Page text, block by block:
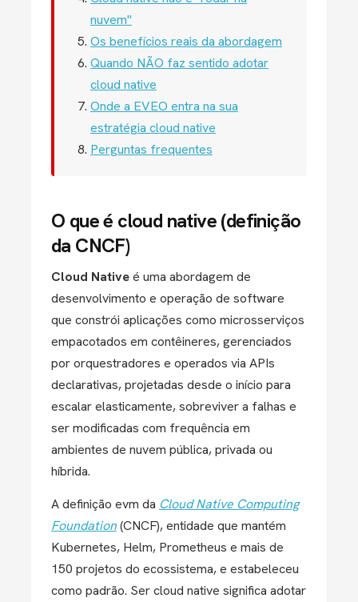
nuvem"
Os benefícios reais da abordagem
Quando NÃO faz sentido adotar
cloud native
Onde a EVEO entra na sua
estratégia cloud native
Perguntas frequentes
O que é cloud native (definição
da CNCF)
Cloud Nativeé uma abordagem de
desenvolvimento e operação de software
que constrói aplicações como microsserviços
empacotados em contêineres, gerenciados
por orquestradores e operados via APIs
declarativas, projetadas desde o início para
escalar elasticamente, sobreviver a falhas e
ser modificadas com frequência em
ambientes de nuvem pública, privada ou
híbrida.
A definição evm da Cloud Native Computing
Foundation(CNCF), entidade que mantém
Kubernetes, Helm, Prometheus e mais de
150 projetos do ecossistema, e estabeleceu
como padrão. Ser cloud native significa adotar